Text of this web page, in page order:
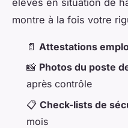
élèves en situation de
montre à la fois votre
📄 Attestations
📸 Photos du poste
après contrôle
📋 Check-lists de
mois